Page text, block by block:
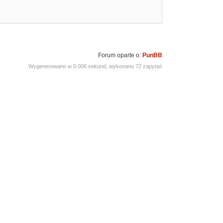
Forum oparte o: PunBB
Wygenerowano w 0.006 sekund, wykonano 72 zapytań